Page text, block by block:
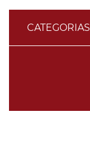
CATEGORIAS